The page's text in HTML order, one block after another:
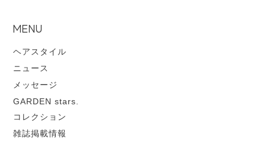
MENU
ヘアスタイル
ニュース
メッセージ
GARDEN stars.
コレクション
雑誌掲載情報